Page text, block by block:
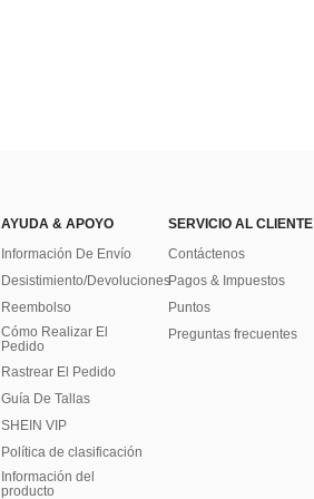
AYUDA & APOYO
Información De Envío
Desistimiento/Devoluciones
Reembolso
Cómo Realizar El
Pedido
Rastrear El Pedido
Guía De Tallas
SHEIN VIP
Política de clasificación
​Información del
producto
SERVICIO AL CLIENTE
Contáctenos
Pagos & Impuestos
Puntos
Preguntas frecuentes